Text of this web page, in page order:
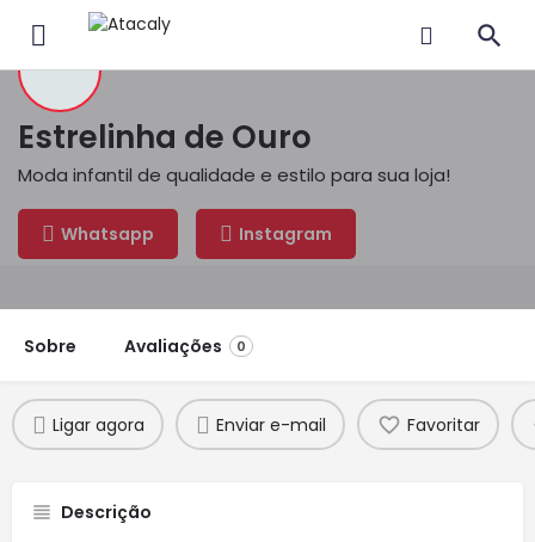
Estrelinha de Ouro
Moda infantil de qualidade e estilo para sua loja!
Whatsapp Instagram
Sobre Avaliações 0
Ligar agora Enviar e-mail Favoritar
Descrição